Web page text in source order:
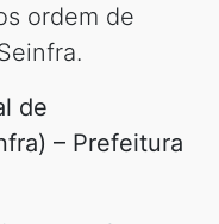
ordem de
de
– Prefeitura